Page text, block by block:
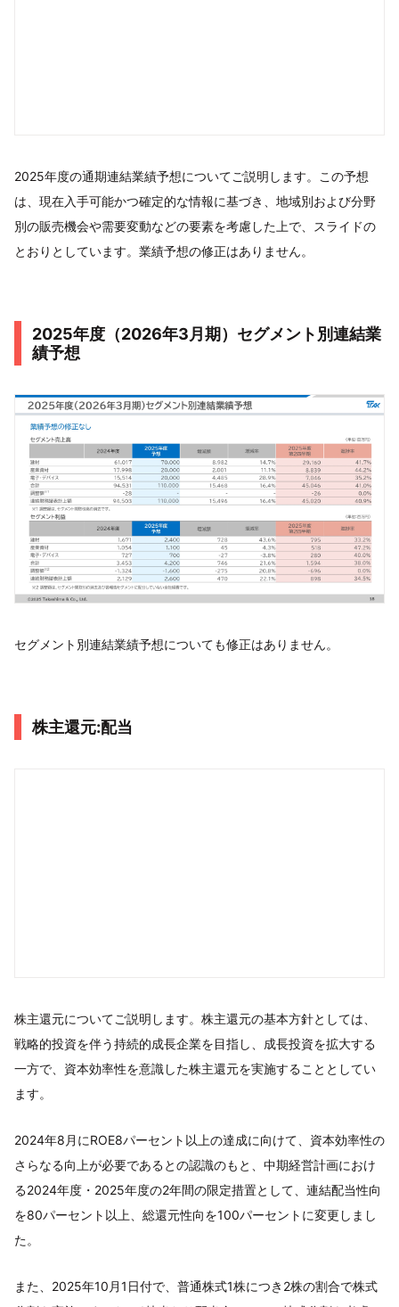
2025年度の通期連結業績予想についてご説明します。この予想
は、現在入手可能かつ確定的な情報に基づき、地域別および分野
別の販売機会や需要変動などの要素を考慮した上で、スライドの
とおりとしています。業績予想の修正はありません。
2025年度（2026年3月期）セグメント別連結業
績予想
セグメント別連結業績予想についても修正はありません。
株主還元:配当
株主還元についてご説明します。株主還元の基本方針としては、
戦略的投資を伴う持続的成長企業を目指し、成長投資を拡大する
一方で、資本効率性を意識した株主還元を実施することとしてい
ます。
2024年8月にROE8パーセント以上の達成に向けて、資本効率性の
さらなる向上が必要であるとの認識のもと、中期経営計画におけ
る2024年度・2025年度の2年間の限定措置として、連結配当性向
を80パーセント以上、総還元性向を100パーセントに変更しまし
た。
また、2025年10月1日付で、普通株式1株につき2株の割合で株式